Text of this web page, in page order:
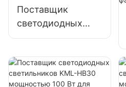
Поставщик
светодиодных
прожекторов
для освещения
наружных